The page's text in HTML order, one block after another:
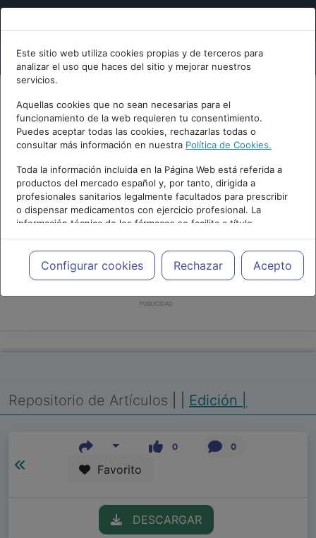
Este sitio web utiliza cookies propias y de terceros para
analizar el uso que haces del sitio y mejorar nuestros
servicios.
Aquellas cookies que no sean necesarias para el
funcionamiento de la web requieren tu consentimiento.
Puedes aceptar todas las cookies, rechazarlas todas o
consultar más información en nuestra Política de Cookies.
Toda la información incluida en la Página Web está referida a
productos del mercado español y, por tanto, dirigida a
profesionales sanitarios legalmente facultados para prescribir
o dispensar medicamentos con ejercicio profesional. La
información técnica de los fármacos se facilita a título
meramente informativo, siendo responsabilidad de los
profesionales facultados prescribir medicamentos y decidir, en
cada caso concreto, el tratamiento más adecuado a las
necesidades del paciente.
Configurar cookies Rechazar Acepto
PUBLICIDAD
Repositorio de Artículos Edición |
0 0
Favorito
DESCARGAR